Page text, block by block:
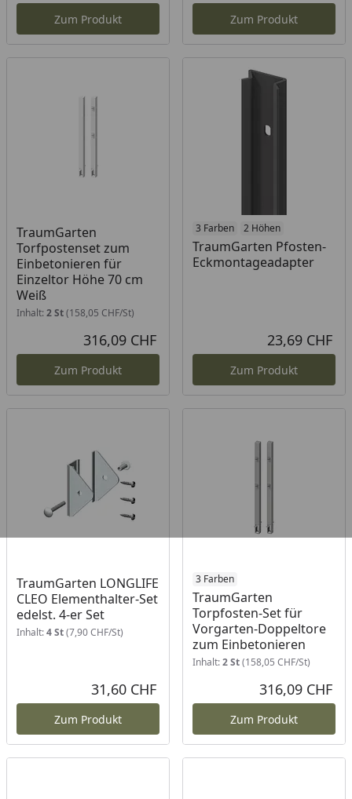
Zum Produkt Zum Produkt
TraumGarten
Torfpostenset zum
Einbetonieren für
Einzeltor Höhe 70 cm
Weiß
Inhalt: 2 St(158,05 CHF/St)
316,09 CHF
Zum Produkt
3 Farben 2 Höhen
TraumGarten Pfosten-
Eckmontageadapter
23,69 CHF
Zum Produkt
TraumGarten LONGLIFE
CLEO Elementhalter-Set
edelst. 4-er Set
Inhalt:4 St(7,90 CHF/St)
31,60 CHF
Zum Produkt
3 Farben
TraumGarten
Torpfosten-Set für
Vorgarten-Doppeltore
zum Einbetonieren
Inhalt:2 St(158,05 CHF/St)
316,09 CHF
Zum Produkt